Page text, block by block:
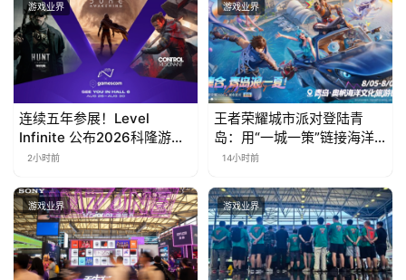
游
茶
对
接
会
海
站
游戏业界
连续五年参展！Level
Infinite 公布2026科隆游戏
展产品阵容
2小时前
游戏业界
王者荣耀城市派对登陆青
岛：用“一城一策”链接海洋
场景，以双向奔赴带动夏日
14小时前
游戏业界 游戏业界